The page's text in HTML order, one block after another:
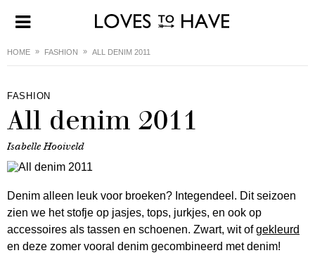
HOME FASHION ALL DENIM 2011
FASHION
All denim 2011
Isabelle Hooiveld
Denim alleen leuk voor broeken? Integendeel. Dit seizoen
zien we het stofje op jasjes, tops, jurkjes, en ook op
accessoires als tassen en schoenen. Zwart, wit ofgekleurd
en deze zomer vooral denim gecombineerd met denim!